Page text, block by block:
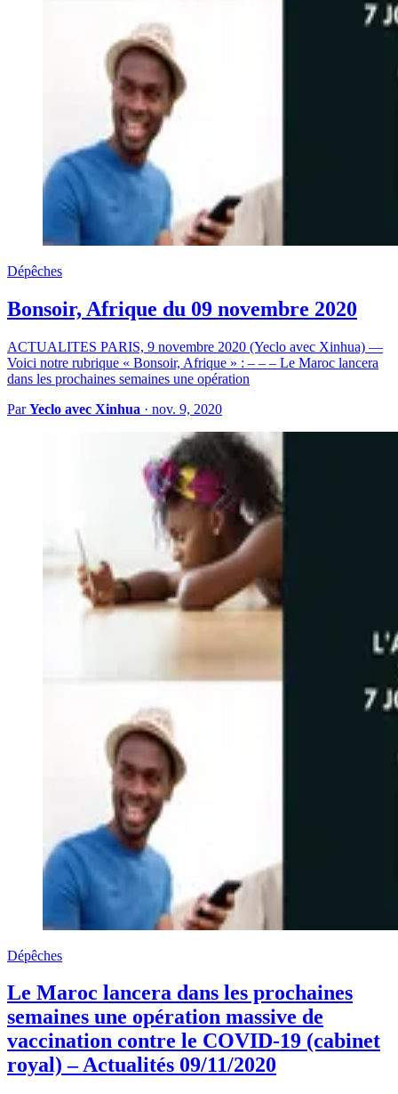
Dépêches
Bonsoir, Afrique du 09 novembre 2020
ACTUALITES PARIS, 9 novembre 2020 (Yeclo avec Xinhua) —
Voici notre rubrique « Bonsoir, Afrique » : – – – Le Maroc lancera
dans les prochaines semaines une opération
ParYeclo avec Xinhua · nov. 9, 2020
Dépêches
Le Maroc lancera dans les prochaines
semaines une opération massive de
vaccination contre le COVID-19 (cabinet
royal) – Actualités 09/11/2020